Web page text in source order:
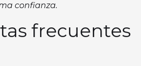
confianza.
frecuentes